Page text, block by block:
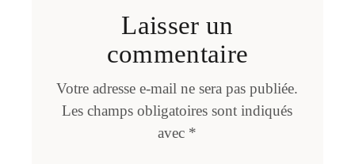
Laisser un
commentaire
Votre adresse e-mail ne sera pas publiée.
Les champs obligatoires sont indiqués
avec *